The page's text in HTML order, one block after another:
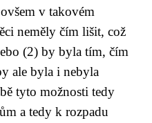
v takovém
neměly čím lišit, což
(2) by byla tím, čím
ale byla i nebyla
tyto možnosti tedy
a tedy k rozpadu